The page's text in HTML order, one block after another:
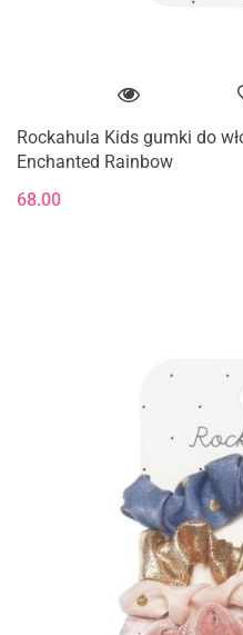
Rockahula Kids gumki do
Enchanted Rainbow
68.00